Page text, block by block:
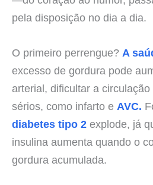
pela disposição no dia a dia.
O primeiro perrengue? A
excesso de gordura pode
arterial, dificultar a
sérios, como infarto e AVC.
diabetes tipo 2 explode, já
insulina aumenta quando o
gordura acumulada.